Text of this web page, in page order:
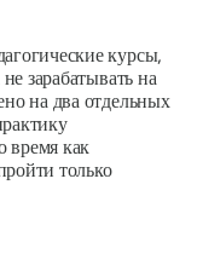
курсы,
зарабатывать на
на два отдельных
время как
только